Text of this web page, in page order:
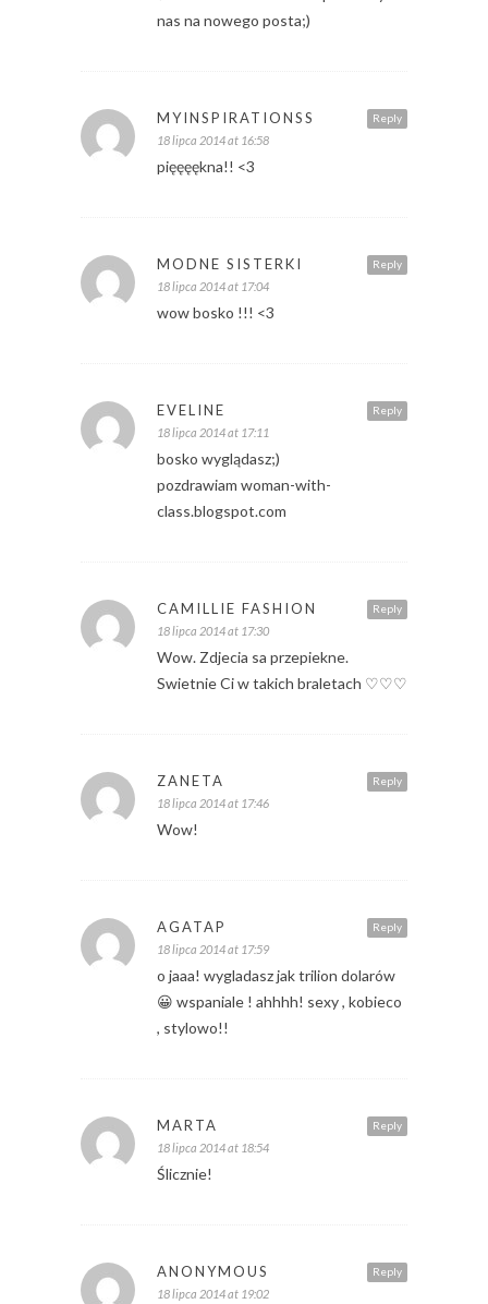
nas na nowego posta;)
Reply
MYINSPIRATIONSS
18 lipca 2014 at 16:58
pięęęękna!! <3
Reply
MODNE SISTERKI
18 lipca 2014 at 17:04
wow bosko !!! <3
Reply
EVELINE
18 lipca 2014 at 17:11
bosko wyglądasz;)
pozdrawiam woman-with-
class.blogspot.com
Reply
CAMILLIE FASHION
18 lipca 2014 at 17:30
Wow. Zdjecia sa przepiekne.
Swietnie Ci w takich braletach ♡♡♡
Reply
ZANETA
18 lipca 2014 at 17:46
Wow!
Reply
AGATAP
18 lipca 2014 at 17:59
o jaaa! wygladasz jak trilion dolarów
😀 wspaniale ! ahhhh! sexy , kobieco
, stylowo!!
Reply
MARTA
18 lipca 2014 at 18:54
Ślicznie!
Reply
ANONYMOUS
18 lipca 2014 at 19:02